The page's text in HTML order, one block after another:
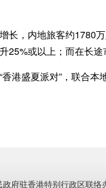
，内地旅客约1780
或以上；而在长
盛夏派对”，联合本
政府驻香港特别行政区